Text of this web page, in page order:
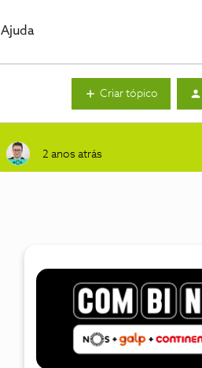
Ajuda
Criar tópico
2 anos atrás